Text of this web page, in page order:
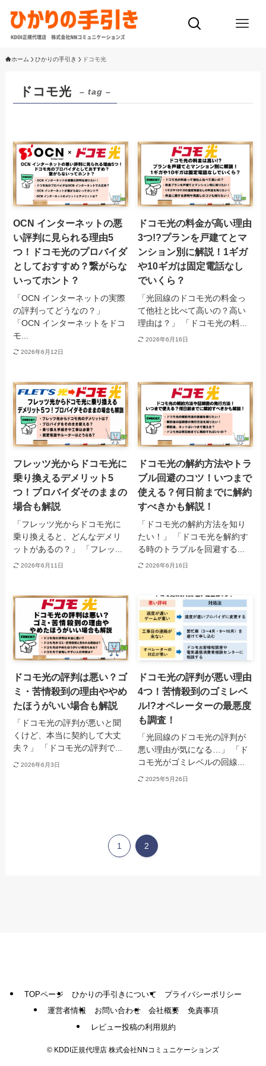
ホーム ひかりの手引き ドコモ光
ドコモ光 – tag –
OCN インターネットの悪
い評判に見られる理由5
つ！ドコモ光のプロバイダ
としておすすめ？繋がらな
いってホント？
「OCN インターネットの実際
の評判ってどうなの？」
「OCN インターネットをドコ
モ...
2026年6月12日
ドコモ光の料金が高い理由
3つ!?プランを戸建てとマ
ンション別に解説！1ギガ
や10ギガは固定電話なし
でいくら？
「光回線のドコモ光の料金っ
て他社と比べて高いの？高い
理由は？」 「ドコモ光の料...
2026年6月16日
フレッツ光からドコモ光に
乗り換えるデメリット5
つ！プロバイダそのままの
場合も解説
「フレッツ光からドコモ光に
乗り換えると、どんなデメリ
ットがあるの？」 「フレッ...
2026年6月11日
ドコモ光の解約方法やトラ
ブル回避のコツ！いつまで
使える？何日前までに解約
すべきかも解説！
「ドコモ光の解約方法を知り
たい！」 「ドコモ光を解約す
る時のトラブルを回避する...
2026年6月16日
ドコモ光の評判は悪い？ゴ
ミ・苦情殺到の理由ややめ
たほうがいい場合も解説
「ドコモ光の評判が悪いと聞
くけど、本当に契約して大丈
夫？」 「ドコモ光の評判で...
2026年6月3日
ドコモ光の評判が悪い理由
4つ！苦情殺到のゴミレベ
ル!?オペレーターの最悪度
も調査！
「光回線のドコモ光の評判が
悪い理由が気になる…」 「ド
コモ光がゴミレベルの回線...
2025年5月26日
1 2
TOPページ ひかりの手引きについて
プライバシーポリシー
運営者情報
お問い合わせ 会社概要
免責事項
レビュー投稿の利用規約
© KDDI正規代理店 株式会社NNコミュニケーションズ